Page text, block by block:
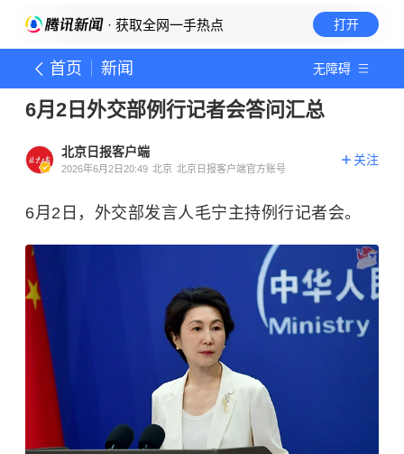
· 获取全网一手热点 打开
首页 新闻 无障碍
6月2日外交部例行记者会答问汇总
北京日报客户端
2026年6月2日20:49 北京 北京日报客户端官方账号
关注
6月2日，外交部发言人毛宁主持例行记者会。